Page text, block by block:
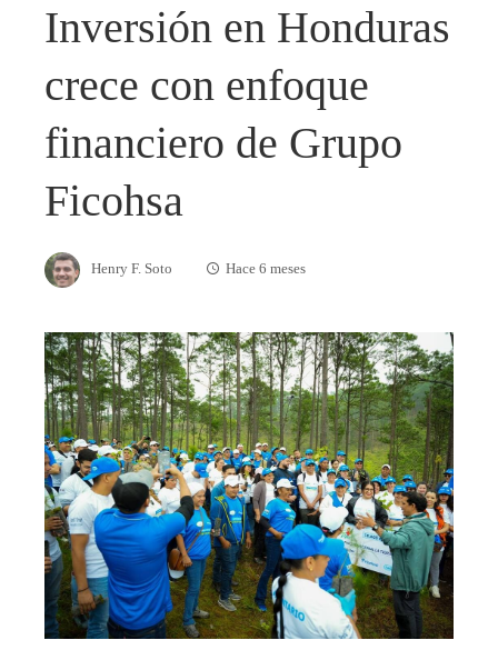
Inversión en Honduras
crece con enfoque
financiero de Grupo
Ficohsa
Henry F. Soto Hace 6 meses